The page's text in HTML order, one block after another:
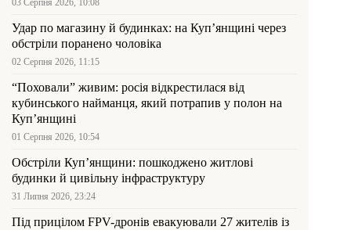
03 Серпня 2026, 10:08
Удар по магазину й будинках: на Куп’янщині через
обстріли поранено чоловіка
02 Серпня 2026, 11:15
“Поховали” живим: росія відкрестилася від
кубинського найманця, який потрапив у полон на
Куп’янщині
01 Серпня 2026, 10:54
Обстріли Куп’янщини: пошкоджено житлові
будинки й цивільну інфраструктуру
31 Липня 2026, 23:24
Під прицілом FPV-дронів евакуювали 27 жителів із